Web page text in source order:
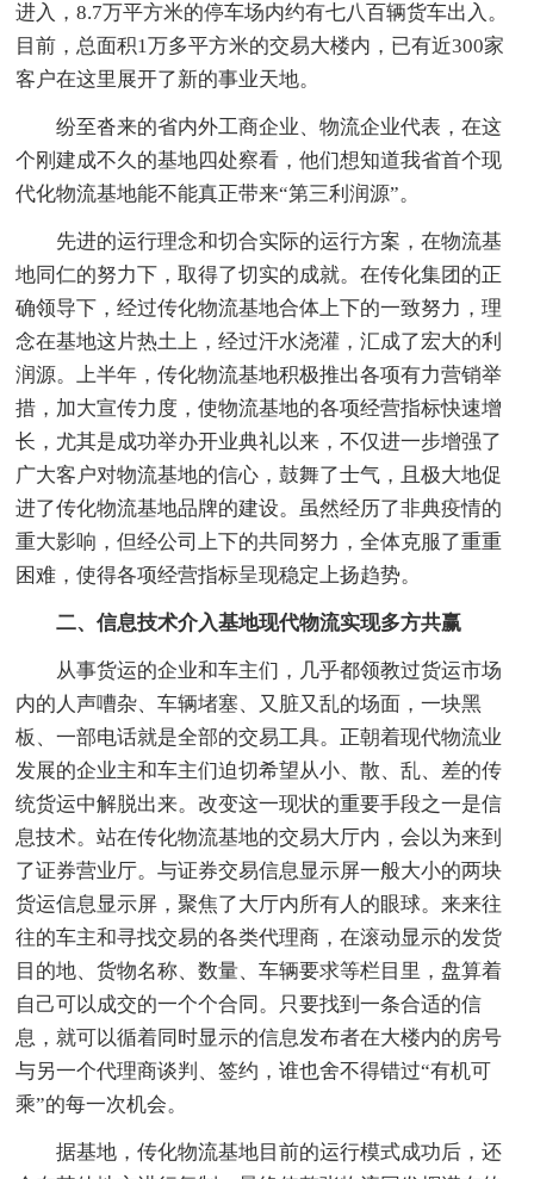
进入，8.7万平方米的停车场内约有七八百辆货车出入。
目前，总面积1万多平方米的交易大楼内，已有近300家
客户在这里展开了新的事业天地。
纷至沓来的省内外工商企业、物流企业代表，在这
个刚建成不久的基地四处察看，他们想知道我省首个现
代化物流基地能不能真正带来“第三利润源”。
先进的运行理念和切合实际的运行方案，在物流基
地同仁的努力下，取得了切实的成就。在传化集团的正
确领导下，经过传化物流基地合体上下的一致努力，理
念在基地这片热土上，经过汗水浇灌，汇成了宏大的利
润源。上半年，传化物流基地积极推出各项有力营销举
措，加大宣传力度，使物流基地的各项经营指标快速增
长，尤其是成功举办开业典礼以来，不仅进一步增强了
广大客户对物流基地的信心，鼓舞了士气，且极大地促
进了传化物流基地品牌的建设。虽然经历了非典疫情的
重大影响，但经公司上下的共同努力，全体克服了重重
困难，使得各项经营指标呈现稳定上扬趋势。
二、信息技术介入基地现代物流实现多方共赢
从事货运的企业和车主们，几乎都领教过货运市场
内的人声嘈杂、车辆堵塞、又脏又乱的场面，一块黑
板、一部电话就是全部的交易工具。正朝着现代物流业
发展的企业主和车主们迫切希望从小、散、乱、差的传
统货运中解脱出来。改变这一现状的重要手段之一是信
息技术。站在传化物流基地的交易大厅内，会以为来到
了证券营业厅。与证券交易信息显示屏一般大小的两块
货运信息显示屏，聚焦了大厅内所有人的眼球。来来往
往的车主和寻找交易的各类代理商，在滚动显示的发货
目的地、货物名称、数量、车辆要求等栏目里，盘算着
自己可以成交的一个个合同。只要找到一条合适的信
息，就可以循着同时显示的信息发布者在大楼内的房号
与另一个代理商谈判、签约，谁也舍不得错过“有机可
乘”的每一次机会。
据基地，传化物流基地目前的运行模式成功后，还